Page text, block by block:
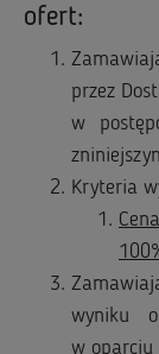
ofert:
przez
w
Kryteria
wyniku
w